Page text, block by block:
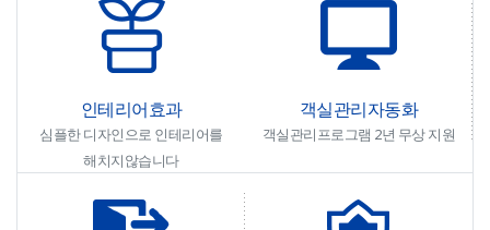
인테리어효과
심플한 디자인으로 인테리어를
해치지않습니다
객실관리자동화
객실관리프로그램 2년 무상 지원